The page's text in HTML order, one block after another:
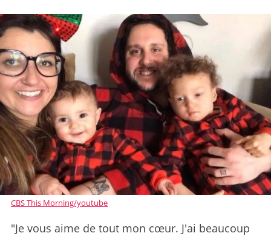
CBS This Morning/youtube
"Je vous aime de tout mon cœur. J'ai beaucoup